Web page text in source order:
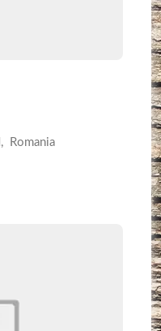
, Romania